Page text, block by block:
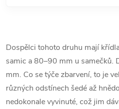
Dospělci tohoto druhu mají
samic a 80–90 mm u samečků.
mm. Co se týče zbarvení, to je
různých odstínech šedé až
nedokonale vyvinuté, což jim